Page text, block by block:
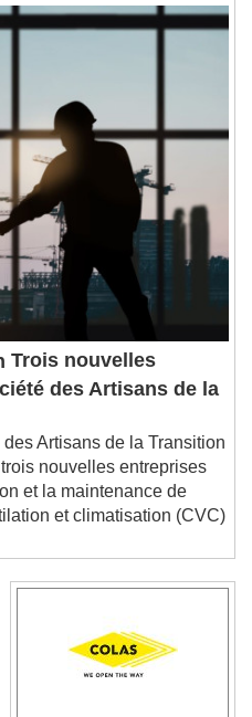
Trois nouvelles
des Artisans de la
Artisans de la Transition
nouvelles entreprises
et la maintenance de
et climatisation (CVC)